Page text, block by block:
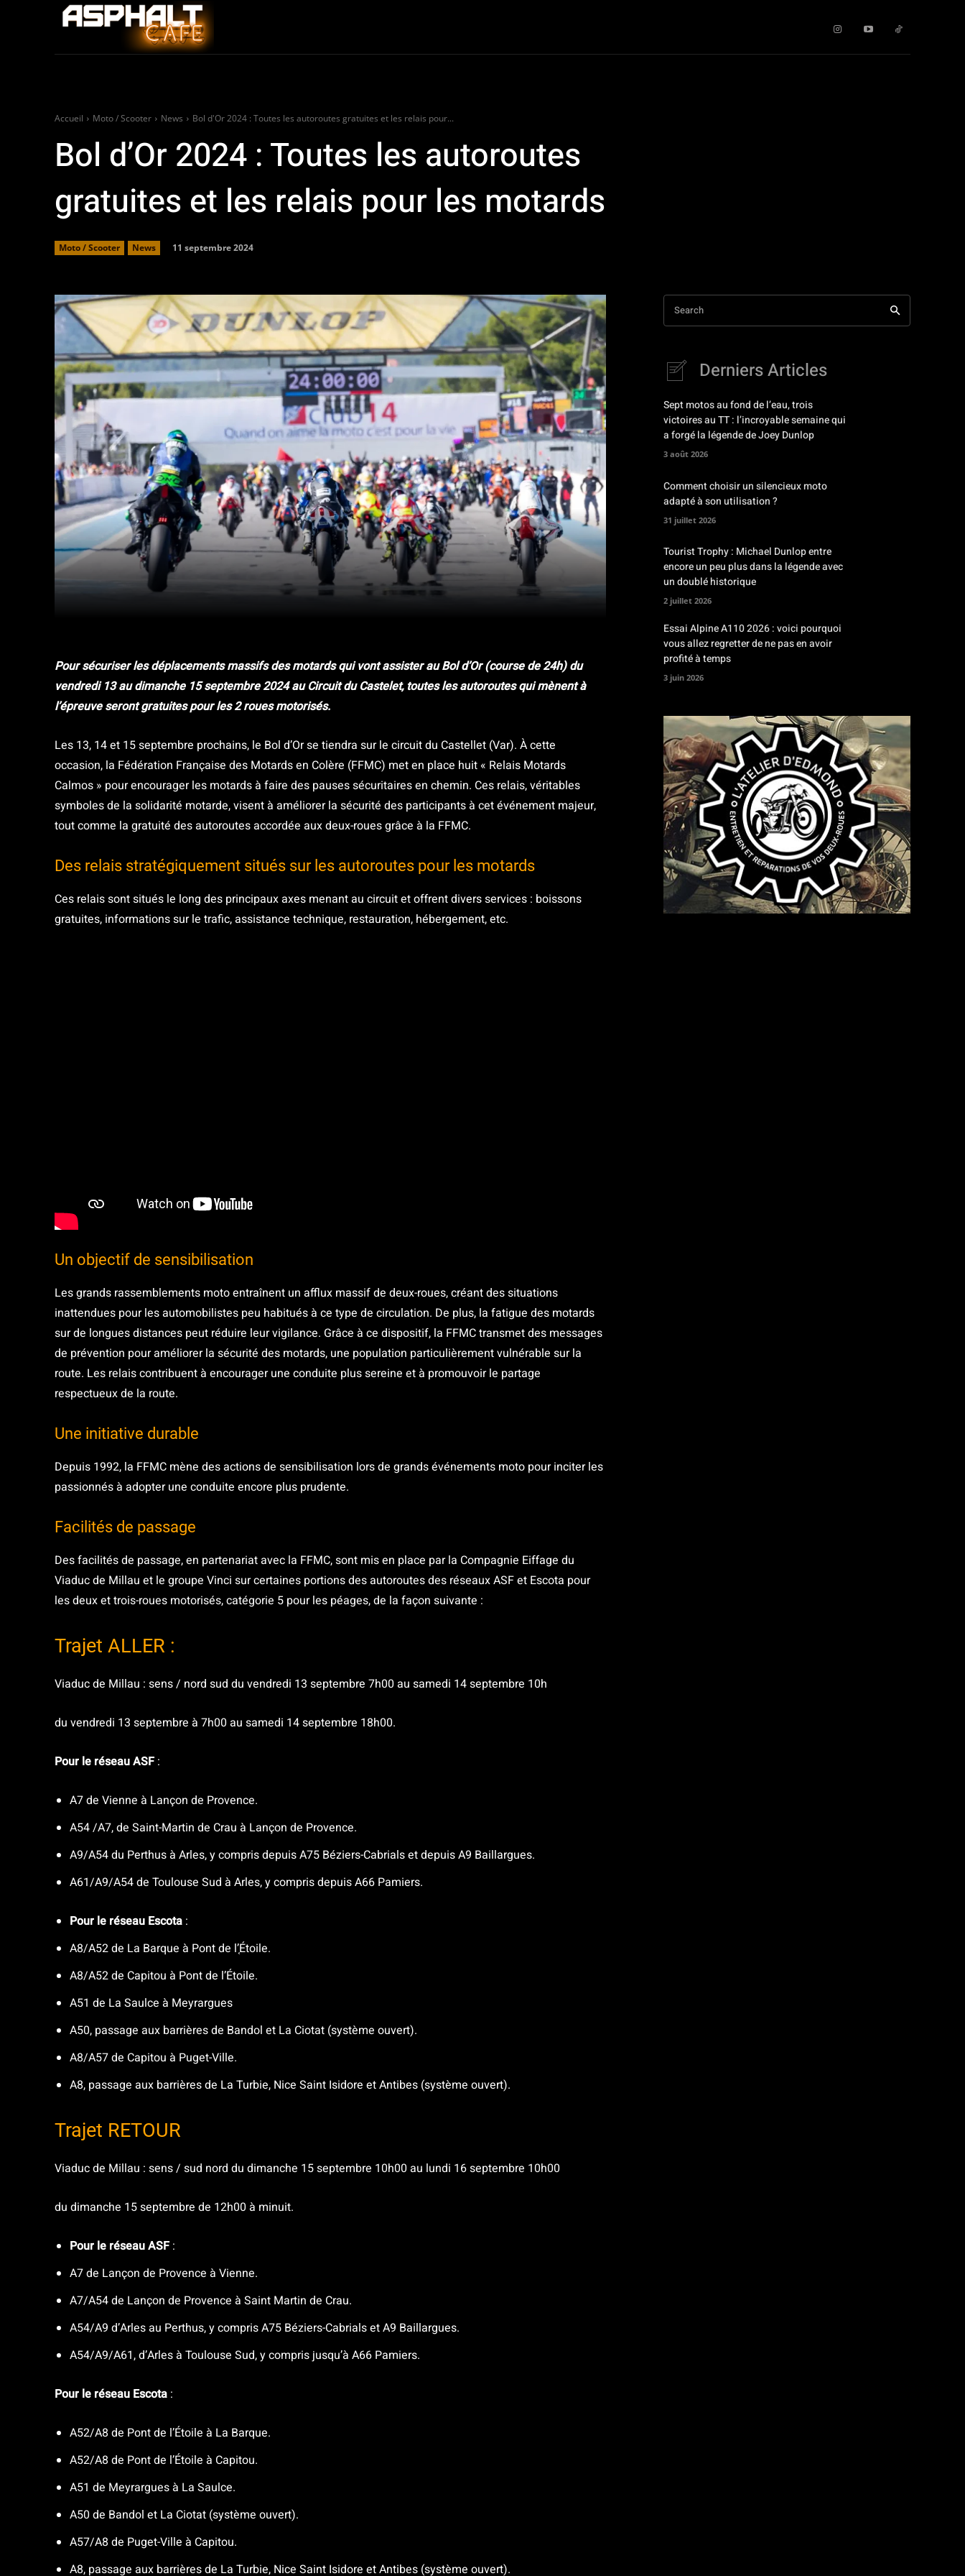
Accueil Moto / Scooter News Bol d'Or 2024 : Toutes les autoroutes gratuites et les relais pour...
Bol d’Or 2024 : Toutes les autoroutes
gratuites et les relais pour les motards
Moto / Scooter News 11 septembre 2024
Pour sécuriser les déplacements massifs des motards qui vont assister au Bol d’Or (course de 24h) du
vendredi 13 au dimanche 15 septembre 2024 au Circuit du Castelet, toutes les autoroutes qui mènent à
l’épreuve seront gratuites pour les 2 roues motorisés.
Les 13, 14 et 15 septembre prochains, le Bol d’Or se tiendra sur le circuit du Castellet (Var). À cette
occasion, la Fédération Française des Motards en Colère (FFMC) met en place huit « Relais Motards
Calmos » pour encourager les motards à faire des pauses sécuritaires en chemin. Ces relais, véritables
symboles de la solidarité motarde, visent à améliorer la sécurité des participants à cet événement majeur,
tout comme la gratuité des autoroutes accordée aux deux-roues grâce à la FFMC.
Des relais stratégiquement situés sur les autoroutes pour les motards
Ces relais sont situés le long des principaux axes menant au circuit et offrent divers services : boissons
gratuites, informations sur le trafic, assistance technique, restauration, hébergement, etc.
Un objectif de sensibilisation
Les grands rassemblements moto entraînent un afflux massif de deux-roues, créant des situations
inattendues pour les automobilistes peu habitués à ce type de circulation. De plus, la fatigue des motards
sur de longues distances peut réduire leur vigilance. Grâce à ce dispositif, la FFMC transmet des messages
de prévention pour améliorer la sécurité des motards, une population particulièrement vulnérable sur la
route. Les relais contribuent à encourager une conduite plus sereine et à promouvoir le partage
respectueux de la route.
Une initiative durable
Depuis 1992, la FFMC mène des actions de sensibilisation lors de grands événements moto pour inciter les
passionnés à adopter une conduite encore plus prudente.
Facilités de passage
Des facilités de passage, en partenariat avec la FFMC, sont mis en place par la Compagnie Eiffage du
Viaduc de Millau et le groupe Vinci sur certaines portions des autoroutes des réseaux ASF et Escota pour
les deux et trois-roues motorisés, catégorie 5 pour les péages, de la façon suivante :
Trajet ALLER :
Viaduc de Millau : sens / nord sud du vendredi 13 septembre 7h00 au samedi 14 septembre 10h
du vendredi 13 septembre à 7h00 au samedi 14 septembre 18h00.
Pour le réseau ASF :
A7 de Vienne à Lançon de Provence.
A54 /A7, de Saint-Martin de Crau à Lançon de Provence.
A9/A54 du Perthus à Arles, y compris depuis A75 Béziers-Cabrials et depuis A9 Baillargues.
A61/A9/A54 de Toulouse Sud à Arles, y compris depuis A66 Pamiers.
Pour le réseau Escota :
A8/A52 de La Barque à Pont de l’֤Étoile.
A8/A52 de Capitou à Pont de l’Étoile.
A51 de La Saulce à Meyrargues
A50, passage aux barrières de Bandol et La Ciotat (système ouvert).
A8/A57 de Capitou à Puget-Ville.
A8, passage aux barrières de La Turbie, Nice Saint Isidore et Antibes (système ouvert).
Trajet RETOUR
Viaduc de Millau : sens / sud nord du dimanche 15 septembre 10h00 au lundi 16 septembre 10h00
du dimanche 15 septembre de 12h00 à minuit.
Pour le réseau ASF :
A7 de Lançon de Provence à Vienne.
A7/A54 de Lançon de Provence à Saint Martin de Crau.
A54/A9 d’Arles au Perthus, y compris A75 Béziers-Cabrials et A9 Baillargues.
A54/A9/A61, d’Arles à Toulouse Sud, y compris jusqu’à A66 Pamiers.
Pour le réseau Escota :
A52/A8 de Pont de l’Étoile à La Barque.
A52/A8 de Pont de l’Étoile à Capitou.
A51 de Meyrargues à La Saulce.
A50 de Bandol et La Ciotat (système ouvert).
A57/A8 de Puget-Ville à Capitou.
A8, passage aux barrières de La Turbie, Nice Saint Isidore et Antibes (système ouvert).
Search
Derniers Articles
Sept motos au fond de l’eau, trois
victoires au TT : l’incroyable semaine qui
a forgé la légende de Joey Dunlop
3 août 2026
Comment choisir un silencieux moto
adapté à son utilisation ?
31 juillet 2026
Tourist Trophy : Michael Dunlop entre
encore un peu plus dans la légende avec
un doublé historique
2 juillet 2026
Essai Alpine A110 2026 : voici pourquoi
vous allez regretter de ne pas en avoir
profité à temps
3 juin 2026